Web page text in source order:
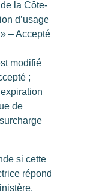
la Côte-
d’usage
–Accepté
modifié
;
de
si cette
répond